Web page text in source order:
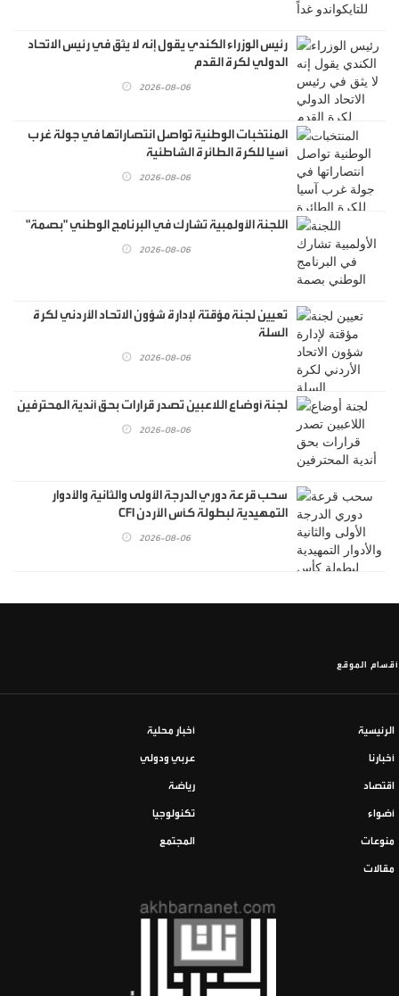
رئيس الوزراء الكندي يقول إنه لا يثق في رئيس الاتحاد
الدولي لكرة القدم
2026-08-06
المنتخبات الوطنية تواصل انتصاراتها في جولة غرب
آسيا للكرة الطائرة الشاطئية
2026-08-06
اللجنة الأولمبية تشارك في البرنامج الوطني "بصمة"
2026-08-06
تعيين لجنة مؤقتة لإدارة شؤون الاتحاد الأردني لكرة
السلة
2026-08-06
لجنة أوضاع اللاعبين تصدر قرارات بحق أندية المحترفين
2026-08-06
سحب قرعة دوري الدرجة الأولى والثانية والأدوار
التمهيدية لبطولة كأس الأردن CFI
2026-08-06
أقسام الموقع
الرئيسية أخبار محلية
أخبارنا عربي ودولي
اقتصاد رياضة
أضواء تكنولوجيا
منوعات المجتمع
مقالات